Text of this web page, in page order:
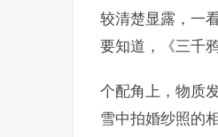
较清楚显露，一
要知道，《三千
个配角上，物质
雪中拍婚纱照的